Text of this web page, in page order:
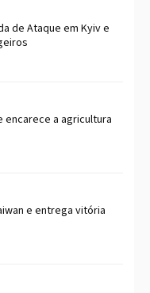
de Ataque em Kyiv e
encarece a agricultura
e entrega vitória